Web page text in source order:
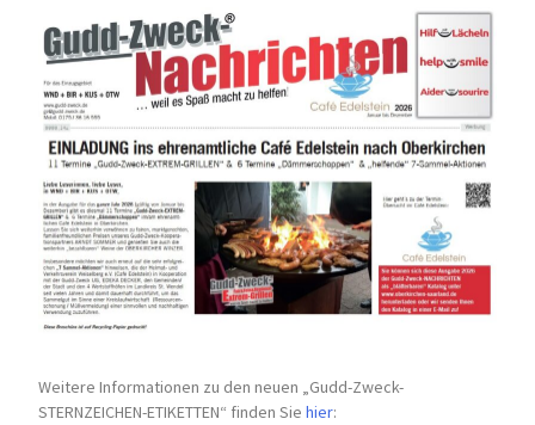
Weitere Informationen zu den neuen „Gudd-Zweck-
STERNZEICHEN-ETIKETTEN“ finden Siehier: